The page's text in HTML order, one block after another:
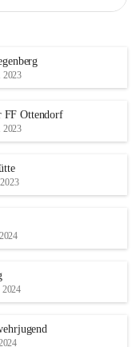
2023
FF Ottendorf
2023
2024